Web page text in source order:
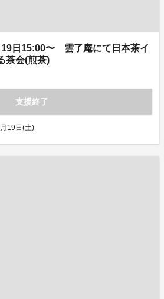
19日15:00〜 雲了庵にて日本茶イ
茶会(煎茶)
支援終了
19日(土)